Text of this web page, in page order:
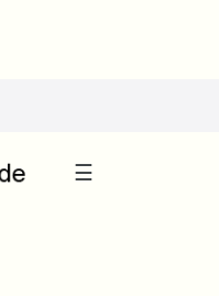
gerne entgegen —
ab Montag, 31.
☰